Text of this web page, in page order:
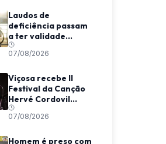
Amazônia
Laudos de
deficiência passam
a ter validade
indeterminada em
Minas Gerais
07/08/2026
Viçosa recebe II
Festival da Canção
Hervé Cordovil
neste fim de semana
07/08/2026
Homem é preso com